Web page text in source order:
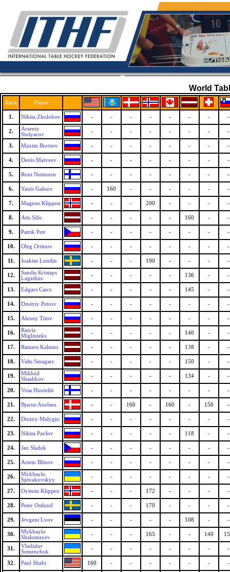
World
Rank Player
1. Nikita Zholobov - - - - - - - -
2.
Arseniy
Stolyarov
- - - - - - - -
3. Maxim Borisov - - - - - - - -
4. Denis Matveev - - - - - - - -
5. Roni Nuttunen - - - - - - - -
6. Yanis Galuzo - 160 - - - - - -
7. Magnus Klippen - - - 200 - - - -
8. Atis Silis - - - - - 160 - -
9. Patrik Petr - - - - - - - -
10. Oleg Ortinov - - - - - - - -
11. Joakim Lundin - - - 190 - - - -
12.
Sandis Kristaps
Lagzdins
- - - - - 136 - -
13. Edgars Caics - - - - - 145 - -
14. Dmitriy Petrov - - - - - - - -
15. Alexey Titov - - - - - - - -
16.
Raivis
Miglinieks
- - - - - 140 - -
17. Rainers Kalnins - - - - - 138 - -
18. Valts Smagars - - - - - 150 - -
19.
Mikhail
Shashkov
- - - - - 134 - -
20. Vesa Huotelin - - - - - - - -
21. Bjarne Axelsen - - 160 - 160 - 150 -
22. Dmitry Malygin - - - - - - - -
23. Nikita Pavlov - - - - - 118 - -
24. Jan Sladek - - - - - - - -
25. Artem Blinov - - - - - - - -
26.
Mykhaylo
Spivakovskyy
- - - - - - - -
27. Oystein Klippen - - - 172 - - - -
28. Peter Ostlund - - - 170 - - - -
29. Jevgeni Lvov - - - - - 108 - -
30.
Mykhaylo
Shalomayev
- - - 165 - - 140
31.
Vladislav
Semenchuk
- - - - - - - -
32. Paul Shabi 160 - - - - - - -